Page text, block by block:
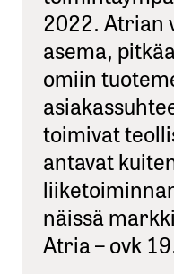
2022. Atrian
asema,
omiin
toimivat
antavat
näissä
Atria – ovk